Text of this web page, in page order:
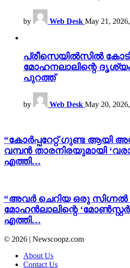
by Web Desk May 21,
പ്രീസെയിൽസിൽ
മോഹനലാലിന്റെ
പുറത്ത്
by Web Desk May 20,
“കോർപ്പറേറ്റ് ഗുണ്ട ആയി
വമ്പൻ താരനിരയുമായി
എത്തി…
“അവർ ചെറിയ ഒരു സിഗ്നൽ
മോഹൻലാലിന്റെ
എത്തി…
© 2026 | Newscoopz.com
About Us
Contact Us